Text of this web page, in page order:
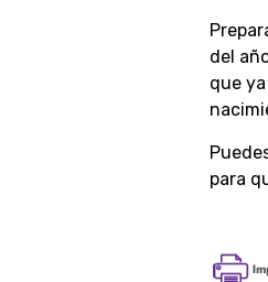
del
que
para